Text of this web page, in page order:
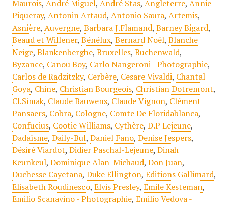
Maurois, André Miguel, André Stas, Angleterre, Annie
Piqueray, Antonin Artaud, Antonio Saura, Artemis,
Asnière, Auvergne, Barbara J.Flamand, Barney Bigard,
Beaud et Willener, Bénélux, Bernard Noël, Blanche
Neige, Blankenberghe, Bruxelles, Buchenwald,
Byzance, Canou Boy, Carlo Nangeroni - Photographie,
Carlos de Radzitzky, Cerbère, Cesare Vivaldi, Chantal
Goya, Chine, Christian Bourgeois, Christian Dotremont,
Cl.Simak, Claude Bauwens, Claude Vignon, Clément
Pansaers, Cobra, Cologne, Comte De Floridablanca,
Confucius, Cootie Williams, Cythère, D.P Lejeune,
Dadaïsme, Daily-Bul, Daniel Fano, Denise Jespers,
Désiré Viardot, Didier Paschal-Lejeune, Dinah
Keunkeul, Dominique Alan-Michaud, Don Juan,
Duchesse Cayetana, Duke Ellington, Editions Gallimard,
Elisabeth Roudinesco, Elvis Presley, Emile Kesteman,
Emilio Scanavino - Photographie, Emilio Vedova -